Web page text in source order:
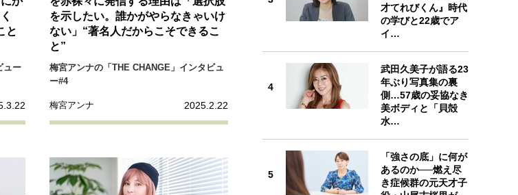
一流のルーティン
親になるということ
移住という選択
一生モノの愛用品
60代のネクストステージ 70代のグランドデザイン
合い方
と
ュー
を示したい。誰かがやらなきゃいけ
ない」“著名人だからこそできるこ
と”
梅宮アンナの「THE CHANGE」インタビュ
ー#4
梅宮アンナ 2025.2.22
才てれびくん』時代
の学びと22歳でア
イ…
4
武田久美子が語る23
年ぶり写真集の裏
側…57歳の妥協なき
美ボディと「貝殻
水…
5
「強さの底」に何が
あるのか──燃え尽
き症候群の元天才子